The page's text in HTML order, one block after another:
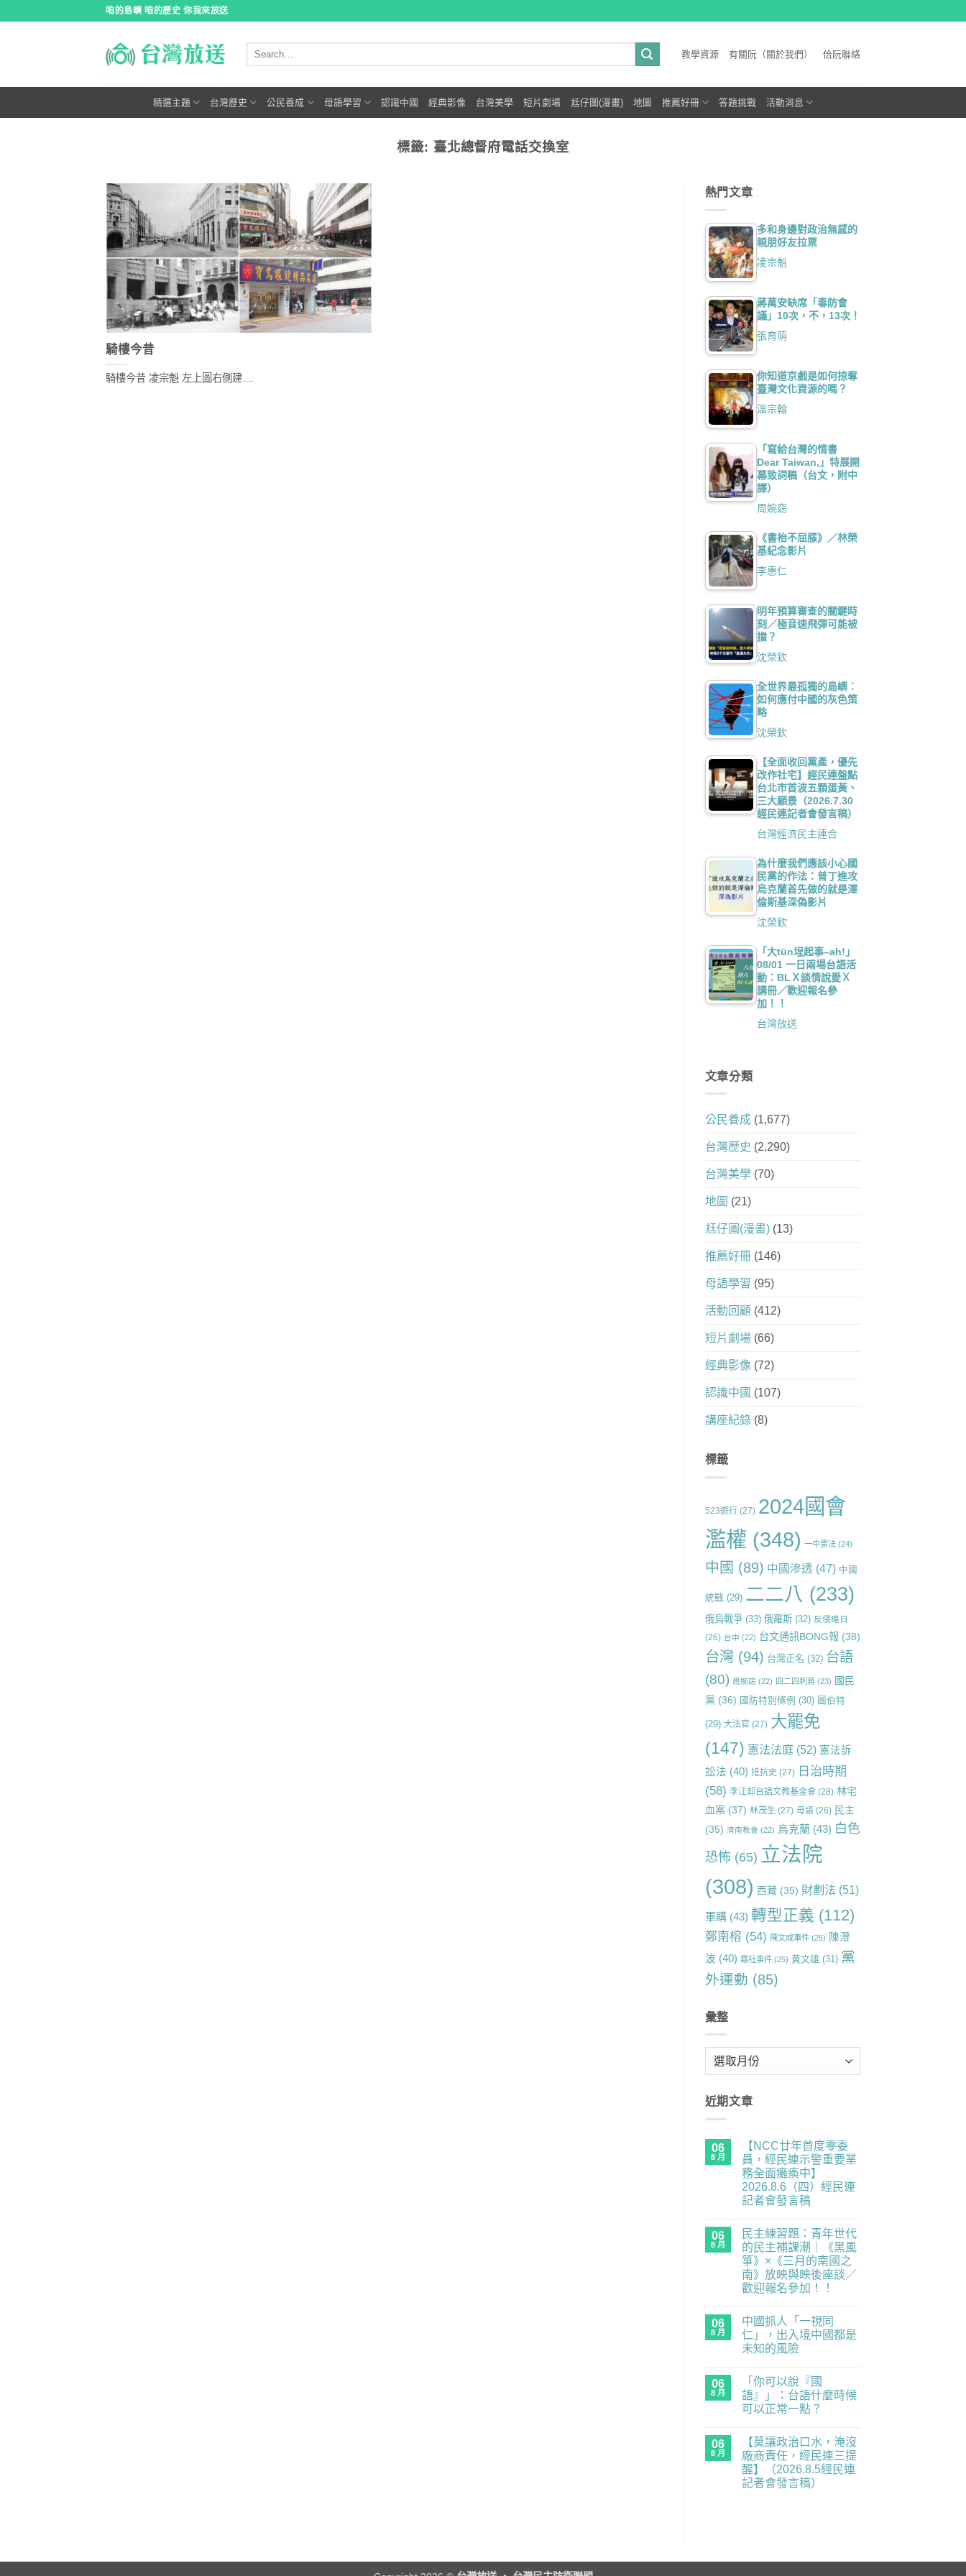
咱的島嶼 咱的歷史 你我來放送
教學資源 有關阮（關於我們） 佮阮聯絡
精選主題 台灣歷史 公民養成 母語學習 認識中國 經典影像 台灣美學 短片劇場 尪仔圖(漫畫) 地圖 推薦好冊 答題挑戰 活動消息
標籤: 臺北總督府電話交換室
騎樓今昔
騎樓今昔 凌宗魁 左上圖右側建....
熱門文章
多和身邊對政治無感的
親朋好友拉票
凌宗魁
蔣萬安缺席「毒防會
議」10次，不，13次！
張育萌
你知道京戲是如何掠奪
臺灣文化資源的嗎？
溫宗翰
「寫給台灣的情書
Dear Taiwan,」特展開
幕致詞稿（台文，附中
譯）
周婉窈
《書枱不屈膝》／林榮
基紀念影片
李惠仁
明年預算審查的關鍵時
刻／極音速飛彈可能被
擋？
沈榮欽
全世界最孤獨的島嶼：
如何應付中國的灰色策
略
沈榮欽
【全面收回黨產，優先
改作社宅】經民連盤點
台北市首波五顆蛋黃、
三大願景（2026.7.30
經民連記者會發言稿）
台灣經濟民主連合
為什麼我們應該小心國
民黨的作法：普丁進攻
烏克蘭首先做的就是澤
倫斯基深偽影片
沈榮欽
「大tūn埕起事–ah!」
08/01 一日兩場台語活
動：BLＸ談情說愛Ｘ
講冊／歡迎報名參
加！！
台灣放送
文章分類
公民養成(1,677)
台灣歷史 (2,290)
台灣美學(70)
地圖 (21)
尪仔圖(漫畫)(13)
推薦好冊(146)
母語學習 (95)
活動回顧 (412)
短片劇場(66)
經典影像 (72)
認識中國 (107)
講座紀錄(8)
標籤
523遊行(27) 2024國會
濫權 (348) 一中憲法(24)
中國 (89) 中國滲透 (47) 中國
統戰(29) 二二八 (233)
俄烏戰爭(33) 俄羅斯(32) 反侵略日
(26) 台中 (22) 台文通訊BONG報(38)
台灣(94) 台灣正名 (32) 台語
(80) 周婉窈 (22) 四二四刺蔣(23) 國民
黨 (36) 國防特別條例 (30) 圖伯特
(29) 大法官(27) 大罷免
(147) 憲法法庭(52) 憲法訴
訟法 (40) 抵抗史 (27) 日治時期
(58) 李江却台語文教基金會(28) 林宅
血案(37) 林茂生 (27) 母語(26) 民主
(35) 濟南教會 (22) 烏克蘭(43) 白色
恐怖 (65) 立法院
(308) 西藏(35) 財劃法(51)
軍購(43) 轉型正義 (112)
鄭南榕 (54) 陳文成事件(25) 陳澄
波 (40) 霧社事件(25) 黃文雄(31) 黨
外運動 (85)
彙整
近期文章
06
8 月
【NCC廿年首度零委
員，經民連示警重要業
務全面癱瘓中】
2026.8.6（四）經民連
記者會發言稿
廿
年
首
度
零
委
員，
連
示
警
重
要
面
癱
瘓
民
連
記
者
會
留
言
06
8 月
民主練習題：青年世代
的民主補課潮｜《黑風
箏》×《三月的南國之
南》放映與映後座談／
歡迎報名參加！！
主
練
習
題：
的
民
主
｜
《黑
風
箏》
×《三
映
留
言
06
8 月
中國抓人「一視同
仁」，出入境中國都是
未知的風險
抓
人
「一
仁」，
入
境
中
國
言
06
8 月
「你可以說『國
語』」：台語什麼時候
可以正常一點？
以
說
『國
語』」：
台
正
言
06
8 月
【莫讓政治口水，淹沒
廠商責任，經民連三提
醒】（2026.8.5經民連
記者會發言稿）
淹